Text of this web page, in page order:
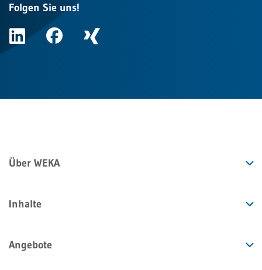
Folgen Sie uns!
Über WEKA
Inhalte
Angebote